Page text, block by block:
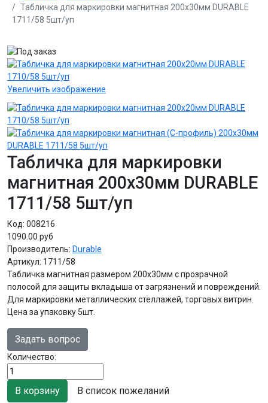
Табличка для маркировки магнитная 200х30мм DURABLE
1711/58 5шт/уп
Увеличить изображение
Табличка для маркировки
магнитная 200х30мм DURABLE
1711/58 5шт/уп
Код: 008216
1090.00 руб
Производитель: Durable
Артикул: 1711/58
Табличка магнитная размером 200х30мм с прозрачной
полосой для защиты вкладыша от загрязнений и повреждений.
Для маркировки металлических стеллажей, торговых витрин.
Цена за упаковку 5шт.
Задать вопрос
Количество:
В список пожеланий